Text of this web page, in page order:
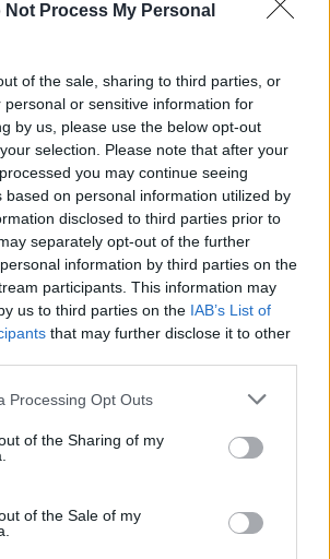
Not Process My Personal
of the sale, sharing to third parties, or
personal or sensitive information for
by us, please use the below opt-out
selection. Please note that after your
you may continue seeing
based on personal information utilized by
disclosed to third parties prior to
separately opt-out of the further
information by third parties on the
participants. This information may
us to third parties on the IAB’s List of
that may further disclose it to other
website/app uses one or more Google
or usage behaviour. You may click to
to Google and its third-party tags to
specified purposes in below Google
Processing Opt Outs
of the Sharing of my
of the Sale of my
oggi cura analisi di mercati e
su risparmio e investimenti. In
e conserva l'agenda del primo
in banca.